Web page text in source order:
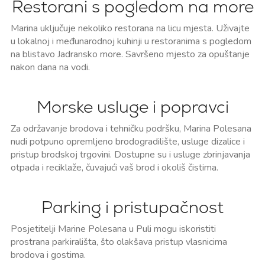
Restorani s pogledom na more
Marina uključuje nekoliko restorana na licu mjesta. Uživajte
u lokalnoj i međunarodnoj kuhinji u restoranima s pogledom
na blistavo Jadransko more. Savršeno mjesto za opuštanje
nakon dana na vodi.
Morske usluge i popravci
Za održavanje brodova i tehničku podršku, Marina Polesana
nudi potpuno opremljeno brodogradilište, usluge dizalice i
pristup brodskoj trgovini. Dostupne su i usluge zbrinjavanja
otpada i reciklaže, čuvajući vaš brod i okoliš čistima.
Parking i pristupačnost
Posjetitelji Marine Polesana u Puli mogu iskoristiti
prostrana parkirališta, što olakšava pristup vlasnicima
brodova i gostima.